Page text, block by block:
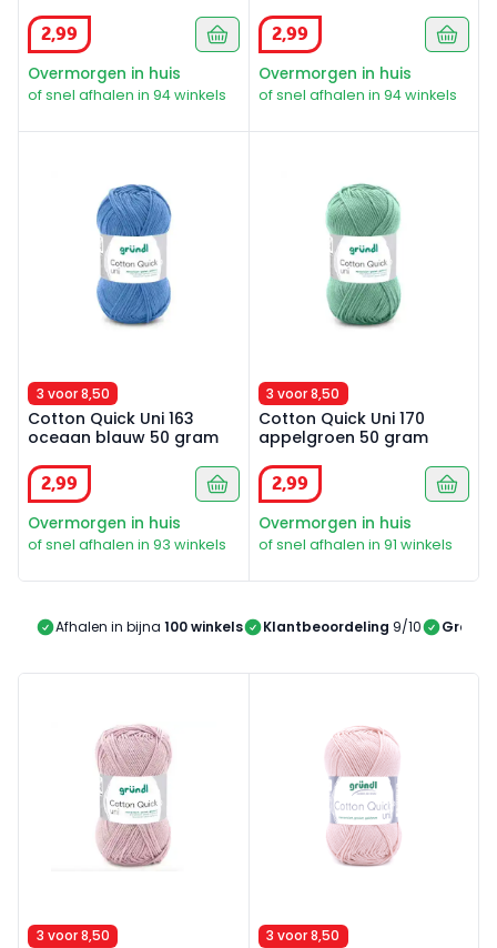
2,99
Overmorgen in huis
of snel afhalen in 94 winkels
2,99
Overmorgen in huis
of snel afhalen in 94 winkels
3 voor 8,50
Cotton Quick Uni 163
oceaan blauw 50 gram
2,99
Overmorgen in huis
of snel afhalen in 93 winkels
3 voor 8,50
Cotton Quick Uni 170
appelgroen 50 gram
2,99
Overmorgen in huis
of snel afhalen in 91 winkels
Afhalen in bijna 100 winkels Klantbeoordeling 9/10 Gratis
3 voor 8,50 3 voor 8,50